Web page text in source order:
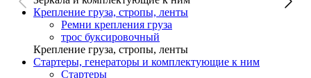
Крепление груза, стропы, ленты
Ремни крепления груза
трос буксировочный
Крепление груза, стропы, ленты
Стартеры, генераторы и комплектующие к ним
Стартеры